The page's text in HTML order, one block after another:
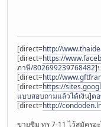
[direct=http://
[direct=https://
ภาษี/
[direct=http://
[direct=https://
แบบสอบถามแล้วได้เงิน]ต
[direct=http://
ขายซิม ทรู 7-11 ไว้สมัครอ